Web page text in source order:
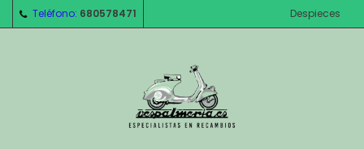
Teléfono: 680578471 Despieces